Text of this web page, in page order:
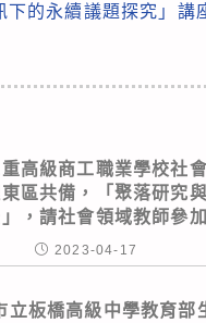
下的永續議題探究」講
高級商工職業學校社
區共備，「聚落研究
，請社會領域教師參加
2023-04-17
立板橋高級中學教育部